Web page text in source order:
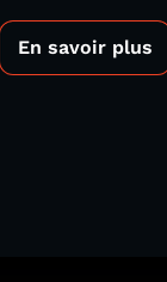
En savoir plus